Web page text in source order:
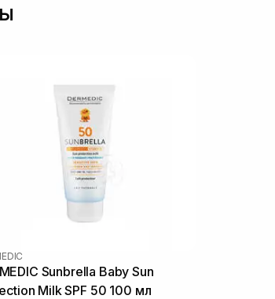
Sunbrella Baby Sun
Milk SPF 50 100 мл